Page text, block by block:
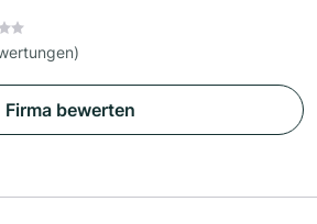
Firma bewerten